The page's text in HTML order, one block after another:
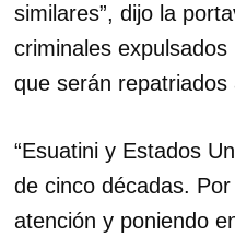
Para
cuenta
similares”, dijo la
criminales
que serán
“Esuatini y Estados
de cinco décadas.
atención y poniendo